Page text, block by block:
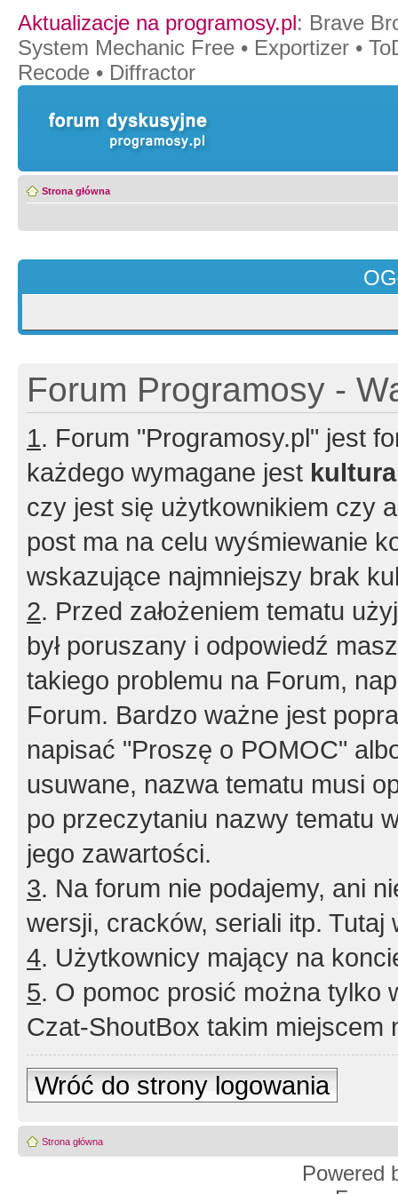
Aktualizacje na programosy.pl: Brave
System Mechanic Free • Exportizer •
Recode • Diffractor
Strona główna
Forum Programosy -
1. Forum "Programosy.pl" jest
każdego wymagane jest
czy jest się użytkownikiem czy
post ma na celu wyśmiewanie
wskazujące najmniejszy brak
2. Przed założeniem tematu
był poruszany i odpowiedź
takiego problemu na Forum,
Forum. Bardzo ważne jest
napisać "Proszę o POMOC"
usuwane, nazwa tematu musi
po przeczytaniu nazwy tematu
jego zawartości.
3. Na forum nie podajemy, ani
wersji, cracków, seriali itp. Tutaj
4. Użytkownicy mający na
5. O pomoc prosić można tylko
Czat-ShoutBox takim miejscem
Wróć do strony logowania
Strona główna
Powered